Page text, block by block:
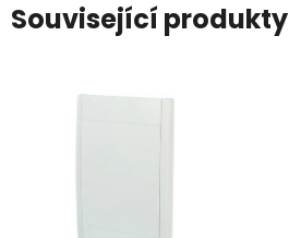
Související produkty